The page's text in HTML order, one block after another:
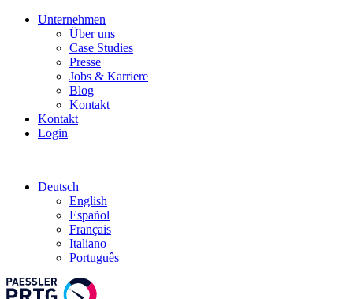
Unternehmen
Über uns
Case Studies
Presse
Jobs & Karriere
Blog
Kontakt
Kontakt
Login
Deutsch
English
Español
Français
Italiano
Português